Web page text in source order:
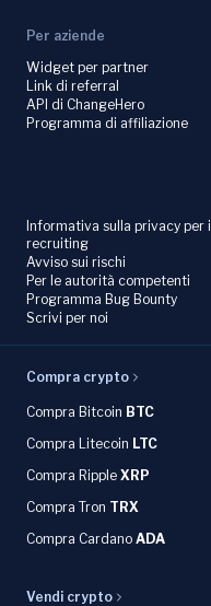
Per aziende
Widget per partner
Link di referral
API di ChangeHero
Programma di affiliazione
Informativa sulla privacy per il
recruiting
Avviso sui rischi
Per le autorità competenti
Programma Bug Bounty
Scrivi per noi
Compra crypto
Compra Bitcoin BTC
Compra Litecoin LTC
Compra Ripple XRP
Compra Tron TRX
Compra Cardano ADA
Vendi crypto